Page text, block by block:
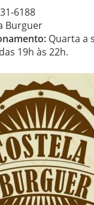
6188
Burguer
Quarta a
19h às 22h.